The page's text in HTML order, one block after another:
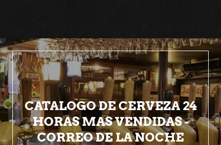
CATALOGO DE CERVEZA 24
HORAS MAS VENDIDAS -
CORREO DE LA NOCHE